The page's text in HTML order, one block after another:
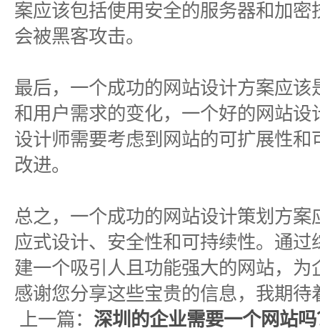
案应该包括使用安全的服务器和加
会被黑客攻击。
最后，一个成功的网站设计方案应
和用户需求的变化，一个好的网站
设计师需要考虑到网站的可扩展性
改进。
总之，一个成功的网站设计策划方
应式设计、安全性和可持续性。通
建一个吸引人且功能强大的网站，
感谢您分享这些宝贵的信息，我期
上一篇： 深圳的企业需要一个网站